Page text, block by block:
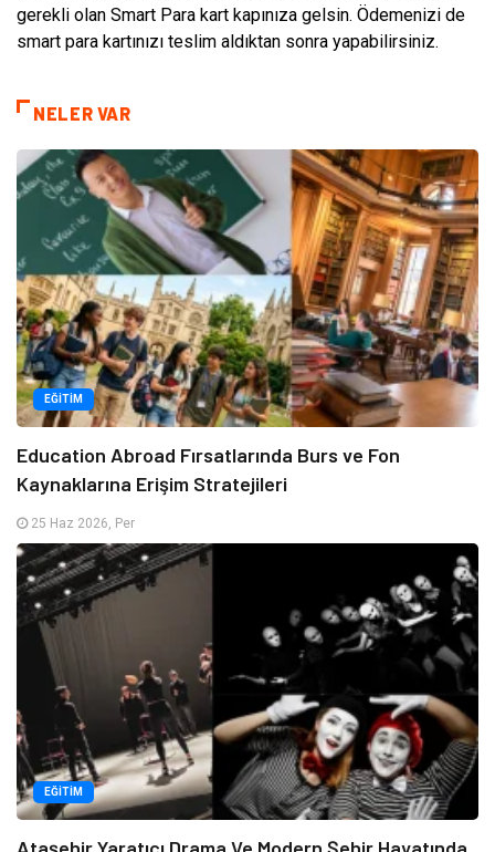
gerekli olan Smart Para kart kapınıza gelsin. Ödemenizi de
smart para kartınızı teslim aldıktan sonra yapabilirsiniz.
NELER VAR
EĞITIM
Education Abroad Fırsatlarında Burs ve Fon
Kaynaklarına Erişim Stratejileri
25 Haz 2026, Per
EĞITIM